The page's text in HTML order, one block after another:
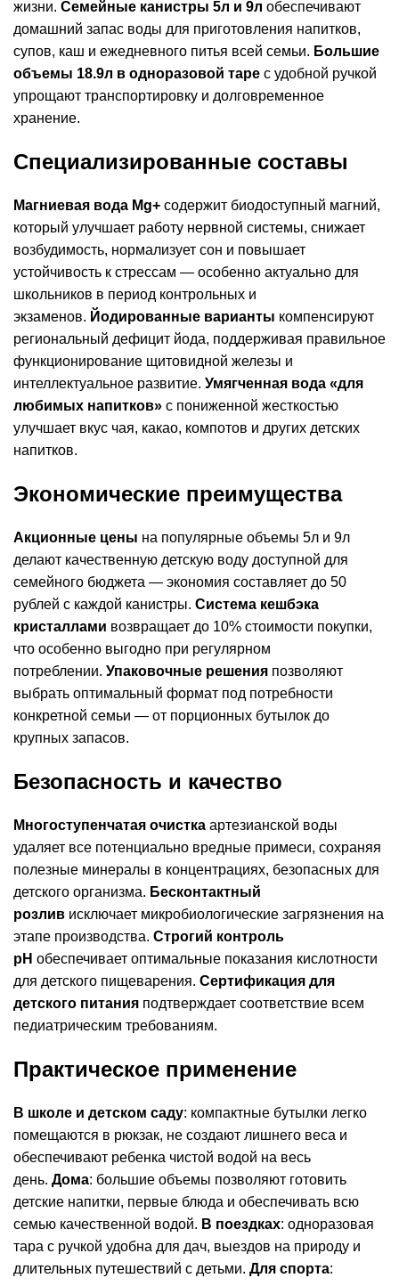
жизни. Семейные канистры 5л и 9л обеспечивают
домашний запас воды для приготовления напитков,
супов, каш и ежедневного питья всей семьи. Большие
объемы 18.9л в одноразовой таре с удобной ручкой
упрощают транспортировку и долговременное
хранение.
Специализированные составы
Магниевая вода Mg+ содержит биодоступный магний,
который улучшает работу нервной системы, снижает
возбудимость, нормализует сон и повышает
устойчивость к стрессам — особенно актуально для
школьников в период контрольных и
экзаменов. Йодированные варианты компенсируют
региональный дефицит йода, поддерживая правильное
функционирование щитовидной железы и
интеллектуальное развитие. Умягченная вода «для
любимых напитков» с пониженной жесткостью
улучшает вкус чая, какао, компотов и других детских
напитков.
Экономические преимущества
Акционные цены на популярные объемы 5л и 9л
делают качественную детскую воду доступной для
семейного бюджета — экономия составляет до 50
рублей с каждой канистры. Система кешбэка
кристаллами возвращает до 10% стоимости покупки,
что особенно выгодно при регулярном
потреблении. Упаковочные решения позволяют
выбрать оптимальный формат под потребности
конкретной семьи — от порционных бутылок до
крупных запасов.
Безопасность и качество
Многоступенчатая очистка артезианской воды
удаляет все потенциально вредные примеси, сохраняя
полезные минералы в концентрациях, безопасных для
детского организма. Бесконтактный
розлив исключает микробиологические загрязнения на
этапе производства. Строгий контроль
pH обеспечивает оптимальные показания кислотности
для детского пищеварения. Сертификация для
детского питания подтверждает соответствие всем
педиатрическим требованиям.
Практическое применение
В школе и детском саду: компактные бутылки легко
помещаются в рюкзак, не создают лишнего веса и
обеспечивают ребенка чистой водой на весь
день. Дома: большие объемы позволяют готовить
детские напитки, первые блюда и обеспечивать всю
семью качественной водой. В поездках: одноразовая
тара с ручкой удобна для дач, выездов на природу и
длительных путешествий с детьми. Для спорта: